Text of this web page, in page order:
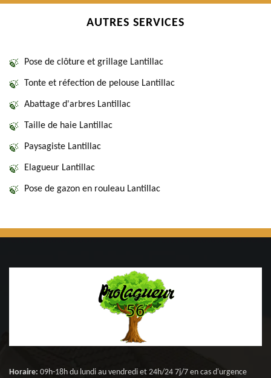
AUTRES SERVICES
Pose de clôture et grillage Lantillac
Tonte et réfection de pelouse Lantillac
Abattage d'arbres Lantillac
Taille de haie Lantillac
Paysagiste Lantillac
Elagueur Lantillac
Pose de gazon en rouleau Lantillac
Horaire: 09h-18h du lundi au vendredi et 24h/24 7j/7 en cas d'urgence